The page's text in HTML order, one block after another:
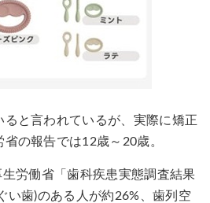
と言われているが、実際に矯正
の報告では12歳～20歳。
労働省「歯科疾患実態調査結果
い歯)のある人が約26%、歯列空